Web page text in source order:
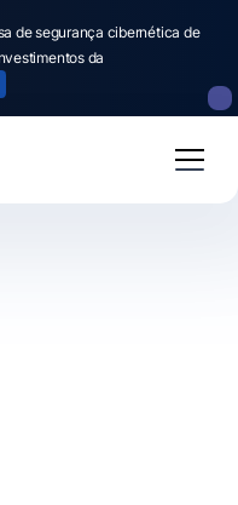
de segurança cibernética de
da